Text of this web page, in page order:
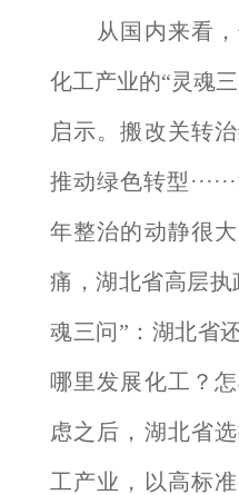
从国内来看，
化工产业的“灵魂
启示。搬改关转
推动绿色转型
年整治的动静很
痛，湖北省高层执
魂三问”：湖北省
哪里发展化工？
虑之后，湖北省
工产业，以高标